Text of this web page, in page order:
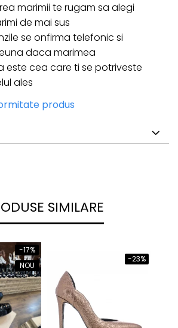
marimii te rugam sa alegi
de mai sus
se onfirma telefonic si
daca marimea
cea care ti se potriveste
ales
produs
SIMILARE
-17%
NOU
-23%